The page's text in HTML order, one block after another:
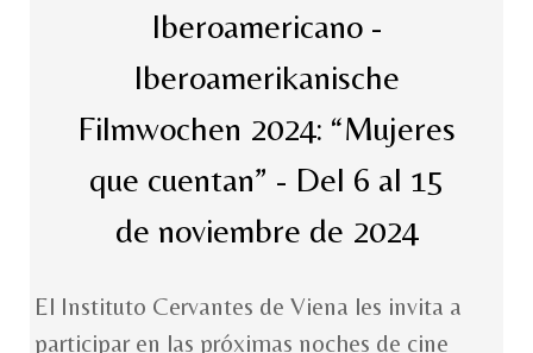
Iberoamericano -
Iberoamerikanische
Filmwochen 2024: “Mujeres
que cuentan” - Del 6 al 15
de noviembre de 2024
El Instituto Cervantes de Viena les invita a
participar en las próximas noches de cine